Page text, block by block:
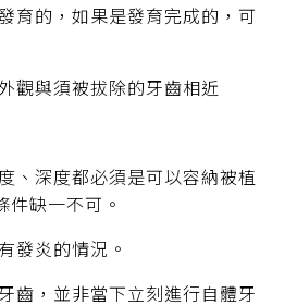
育的，如果是發育完成的，可
觀與須被拔除的牙齒相近
、深度都必須是可以容納被植
缺一不可。
發炎的情況。
齒，並非當下立刻進行自體牙